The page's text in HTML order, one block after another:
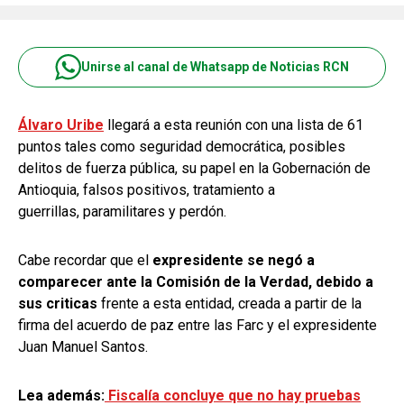
Unirse al canal de Whatsapp de Noticias RCN
Álvaro Uribe llegará a esta reunión con una lista de 61
puntos tales como seguridad democrática, posibles
delitos de fuerza pública, su papel en la Gobernación de
Antioquia, falsos positivos, tratamiento a
guerrillas, paramilitares y perdón.
Cabe recordar que el expresidente se negó a
comparecer ante la Comisión de la Verdad, debido a
sus criticas frente a esta entidad, creada a partir de la
firma del acuerdo de paz entre las Farc y el expresidente
Juan Manuel Santos.
Lea además: Fiscalía concluye que no hay pruebas